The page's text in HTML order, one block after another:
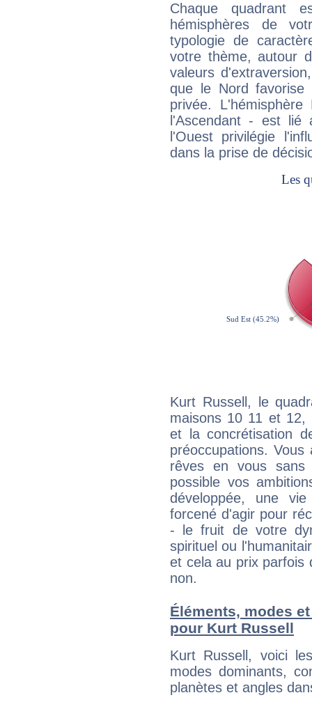
Chaque quadrant
hémisphères de
typologie de
votre thème, autour
valeurs
que le Nord favorise
privée.
l'Ascendant - est
l'Ouest privilégie
dans la prise de
Kurt Russell, le
maisons 10 11 et 12,
et la concrétisation
préoccupations.
rêves en vous sans
possible vos
développée, une
forcené d'agir pour
- le fruit de votre
spirituel ou
et cela au prix parfois
non.
Éléments, modes
pour Kurt Russell
Kurt Russell, voici
modes dominants,
planètes et angles